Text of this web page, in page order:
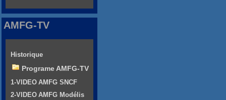
AMFG-TV
Historique
Programe AMFG-TV
1-VIDEO AMFG SNCF
2-VIDEO AMFG Modélis